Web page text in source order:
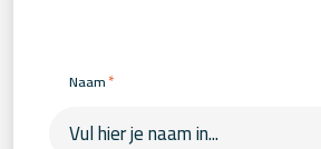
Naam*